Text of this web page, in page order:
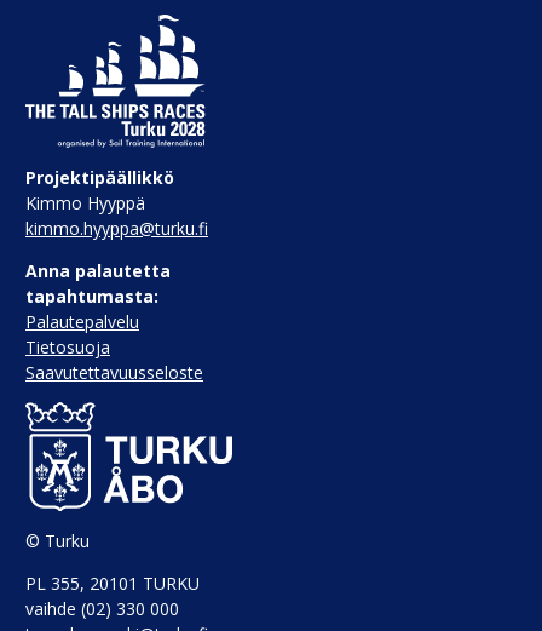
Projektipäällikkö
Kimmo Hyyppä
kimmo.hyyppa@turku.fi
Anna palautetta
tapahtumasta:
Palautepalvelu
Tietosuoja
Saavutettavuusseloste
© Turku
PL 355, 20101 TURKU
vaihde (02) 330 000